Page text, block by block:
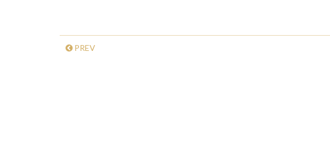
PREV